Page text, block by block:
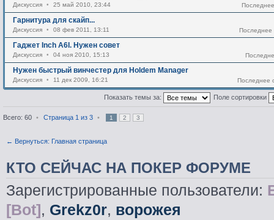
Дискуссия • 25 май 2010, 23:44
Гарнитура для скайп...
Дискуссия • 08 фев 2011, 13:11
Гаджет Inch A6I. Нужен совет
Дискуссия • 04 ноя 2010, 15:13
Нужен быстрый винчестер для Holdem Manager
Последнее
Дискуссия • 11 дек 2009, 16:21
Показать темы за: Поле сортировки
Всего: 60 • Страница 1 из 3 • 1 2 3
← Вернуться: Главная страница
КТО СЕЙЧАС НА ПОКЕР ФОРУМЕ
Зарегистрированные пользователи:
[Bot], Grekz0r, ворожея